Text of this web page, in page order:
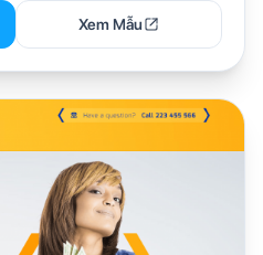
Xem Mẫu